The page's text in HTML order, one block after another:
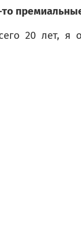
то
20 лет, я